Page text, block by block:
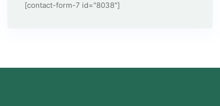
[contact-form-7 id="8038"]